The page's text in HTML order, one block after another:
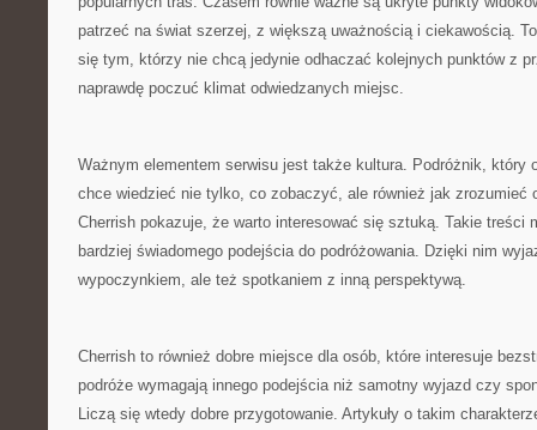
patrzeć na świat szerzej, z większą uważnością i ciekawością.
się tym, którzy nie chcą jedynie odhaczać kolejnych punktów z
naprawdę poczuć klimat odwiedzanych miejsc.
Ważnym elementem serwisu jest także kultura. Podróżnik, który
chce wiedzieć nie tylko, co zobaczyć, ale również jak zrozumieć
Cherrish pokazuje, że warto interesować się sztuką. Takie treści
bardziej świadomego podejścia do podróżowania. Dzięki nim
wypoczynkiem, ale też spotkaniem z inną perspektywą.
Cherrish to również dobre miejsce dla osób, które interesuje
podróże wymagają innego podejścia niż samotny wyjazd czy
Liczą się wtedy dobre przygotowanie. Artykuły o takim